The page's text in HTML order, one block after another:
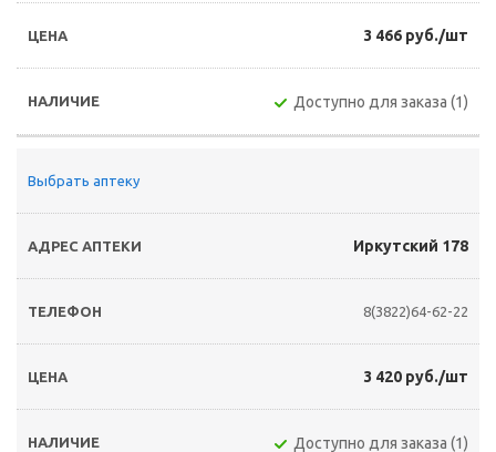
3 466 руб./шт
Доступно для заказа (1)
Выбрать аптеку
Иркутский 178
8(3822)64-62-22
3 420 руб./шт
Доступно для заказа (1)